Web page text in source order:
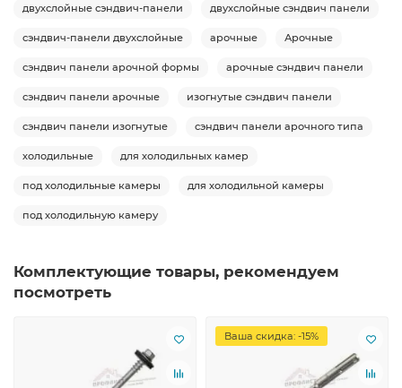
двухслойные сэндвич-панели двухслойные сэндвич панели
сэндвич-панели двухслойные арочные Арочные
сэндвич панели арочной формы арочные сэндвич панели
сэндвич панели арочные изогнутые сэндвич панели
сэндвич панели изогнутые сэндвич панели арочного типа
холодильные для холодильных камер
под холодильные камеры для холодильной камеры
под холодильную камеру
Комплектующие товары, рекомендуем
посмотреть
Ваша скидка: -15%